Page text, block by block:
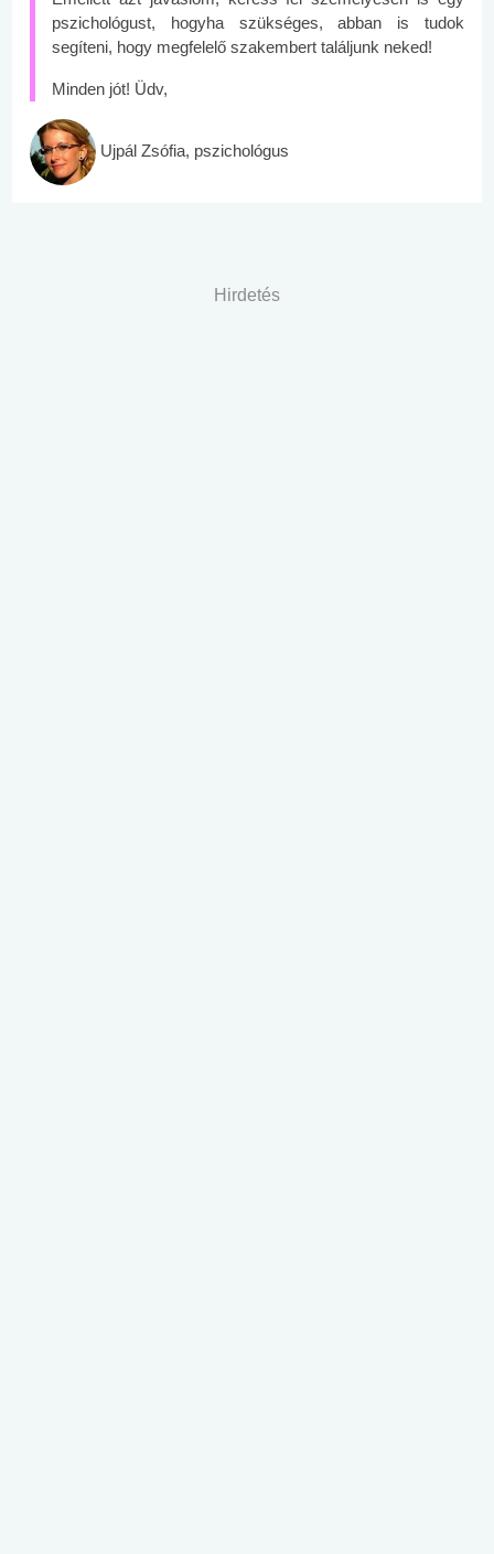
pszichológust, hogyha szükséges, abban is tudok
segíteni, hogy megfelelő szakembert találjunk neked!
Minden jót! Üdv,
Ujpál Zsófia, pszichológus
Hirdetés